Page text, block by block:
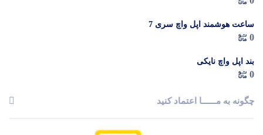
ساعت هوشمند اپل واچ سری 7
0
بند اپل واچ نایکی
0
چگونه به مــــــا اعتماد کنید